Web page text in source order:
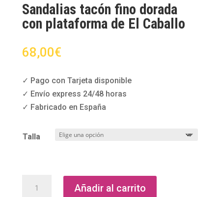
Sandalias tacón fino dorada
con plataforma de El Caballo
68,00€
✓ Pago con Tarjeta disponible
✓ Envío express 24/48 horas
✓ Fabricado en España
Talla
Añadir al carrito